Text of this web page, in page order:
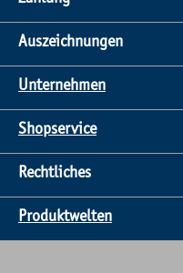
Auszeichnungen
Unternehmen
Shopservice
Rechtliches
Produktwelten